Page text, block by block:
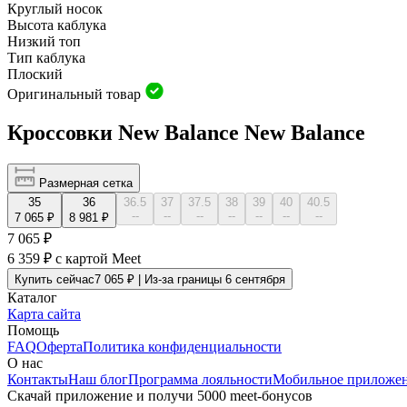
Круглый носок
Высота каблука
Низкий топ
Тип каблука
Плоский
Оригинальный товар
Кроссовки New Balance New Balance
Размерная сетка
35
7 065 ₽
36
8 981 ₽
36.5
--
37
--
37.5
--
38
--
39
--
40
--
40.5
--
7 065 ₽
6 359 ₽ с картой Meet
Купить сейчас7 065 ₽ | Из-за границы 6 сентября
Каталог
Карта сайта
Помощь
FAQОфертаПолитика конфиденциальности
О нас
КонтактыНаш блогПрограмма лояльностиМобильное
Скачай приложение и получи 5000 meet-бонусов